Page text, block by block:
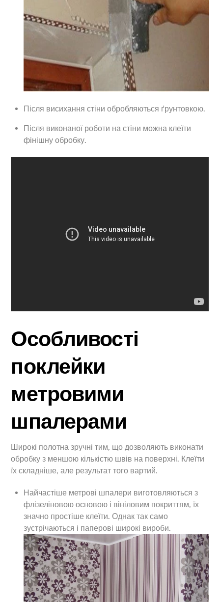
Після висихання стіни обробляються ґрунтовкою.
Після виконаної роботи на стіни можна клеїти
фінішну обробку.
Особливості
поклейки
метровими
шпалерами
Широкі полотна зручні тим, що дозволяють виконати
обробку з меншою кількістю швів на поверхні. Клеїти
їх складніше, але результат того вартий.
Найчастіше метрові шпалери виготовляються з
флізеліновою основою і вініловим покриттям, їх
значно простіше клеїти. Однак так само
зустрічаються і паперові широкі вироби.